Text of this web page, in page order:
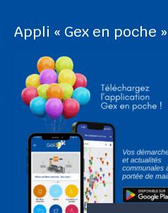
Appli « Gex en poche »